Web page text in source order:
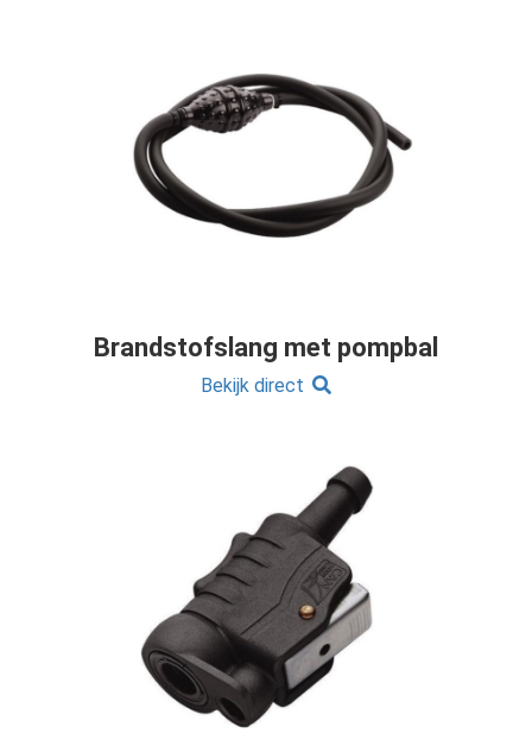
Brandstofslang met pompbal
Bekijk direct